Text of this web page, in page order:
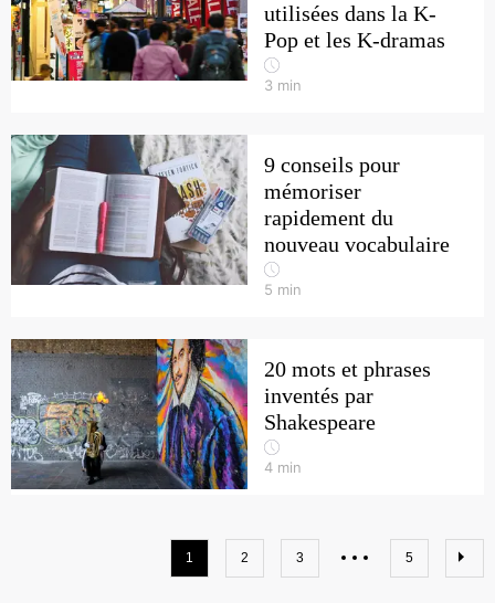
utilisées dans la K-
Pop et les K-dramas
3 min
9 conseils pour
mémoriser
rapidement du
nouveau vocabulaire
5 min
20 mots et phrases
inventés par
Shakespeare
4 min
1 2 3 5